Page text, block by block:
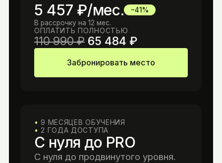
5 457 ₽/мес.
−41%
В рассрочку на 12 мес.
ОПЛАТИТЬ ПОЛНОСТЬЮ
110 990 ₽ 65 484 ₽
Забронировать место
9 МЕСЯЦЕВ ОБУЧЕНИЯ
2 ГОДА ДОСТУПА
С нуля до PRO
С нуля до продвинутого уровня.